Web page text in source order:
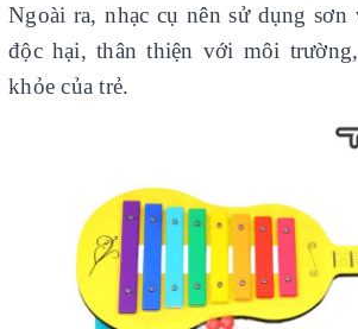
Ngoài ra, nhạc cụ nên sử dụng
độc hại, thân thiện với môi
khỏe của trẻ.